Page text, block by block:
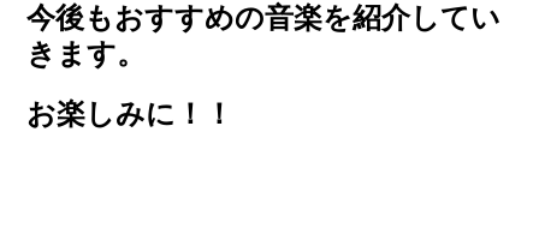
今後もおすすめの音楽を紹介してい
きます。
お楽しみに！！